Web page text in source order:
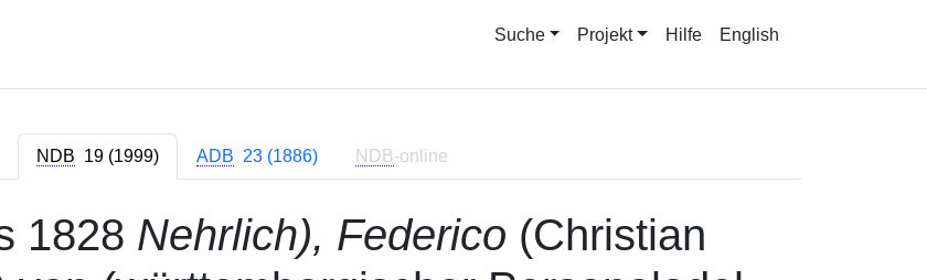
Suche Projekt Hilfe English
NDB 19 (1999) ADB 23 (1886) NDB-online
1828 Nehrlich), Federico (Christian